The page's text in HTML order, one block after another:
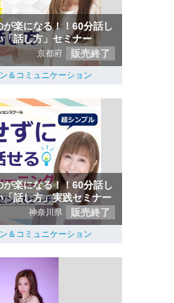
楽になる！！60分話し
話し方」セミナー
京都府 販売終了
＆コミュニケーション
楽になる！！60分話し
話し方」実践セミナー
神奈川県 販売終了
＆コミュニケーション